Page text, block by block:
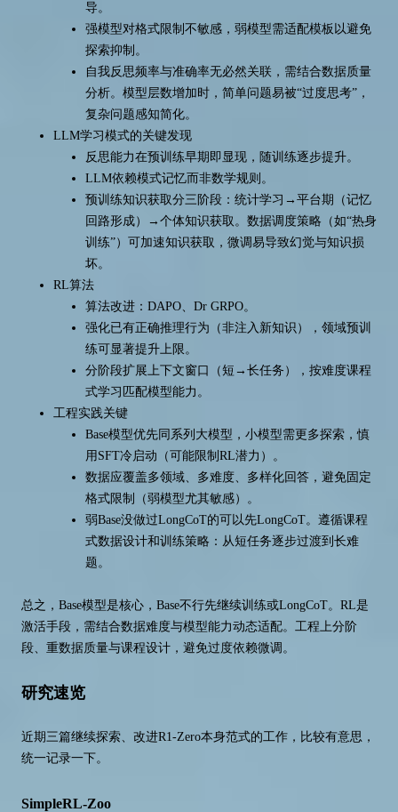
导。
强模型对格式限制不敏感，弱模型需适配模板以避免
探索抑制。
自我反思频率与准确率无必然关联，需结合数据质量
分析。模型层数增加时，简单问题易被“过度思考”，
复杂问题感知简化。
LLM学习模式的关键发现
反思能力在预训练早期即显现，随训练逐步提升。
LLM依赖模式记忆而非数学规则。
预训练知识获取分三阶段：统计学习→平台期（记忆
回路形成）→个体知识获取。数据调度策略（如“热身
训练”）可加速知识获取，微调易导致幻觉与知识损
坏。
RL算法
算法改进：DAPO、Dr GRPO。
强化已有正确推理行为（非注入新知识），领域预训
练可显著提升上限。
分阶段扩展上下文窗口（短→长任务），按难度课程
式学习匹配模型能力。
工程实践关键
Base模型优先同系列大模型，小模型需更多探索，慎
用SFT冷启动（可能限制RL潜力）。
数据应覆盖多领域、多难度、多样化回答，避免固定
格式限制（弱模型尤其敏感）。
弱Base没做过LongCoT的可以先LongCoT。遵循课程
式数据设计和训练策略：从短任务逐步过渡到长难
题。
总之，Base模型是核心，Base不行先继续训练或LongCoT。RL是
激活手段，需结合数据难度与模型能力动态适配。工程上分阶
段、重数据质量与课程设计，避免过度依赖微调。
研究速览
近期三篇继续探索、改进R1-Zero本身范式的工作，比较有意思，
统一记录一下。
SimpleRL-Zoo